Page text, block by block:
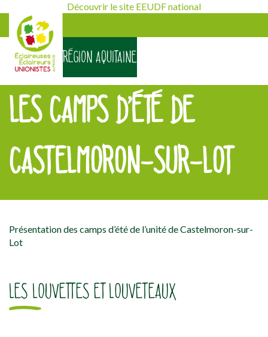
Découvrir le site EEUDF national
RÉGION AQUITAINE
LES CAMPS D’ÉTÉ DE
CASTELMORON-SUR-LOT
Présentation des camps d’été de l’unité de Castelmoron-sur-
Lot
LES LOUVETTES ET LOUVETEAUX